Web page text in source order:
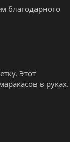
благодарного
Этот
в руках.